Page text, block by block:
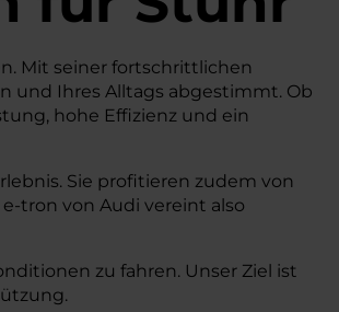
Mit seiner fortschrittlichen
und Ihres Alltags abgestimmt. Ob
hohe Effizienz und ein
Sie profitieren zudem von
tron von Audi vereint also
zu fahren. Unser Ziel ist